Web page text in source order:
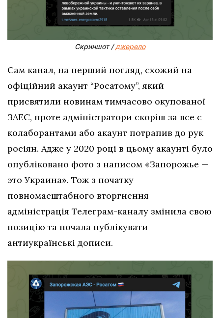
Скриншот /джерело
Сам канал, на перший погляд, схожий на
офіційний акаунт “Росатому”, який
присвятили новинам тимчасово окупованої
ЗАЕС, проте адміністратори скоріш за все є
колаборантами або акаунт потрапив до рук
росіян. Адже у 2020 році в цьому акаунті було
опубліковано фото з написом «Запорожье —
это Украина». Тож з початку
повномасштабного вторгнення
адміністрація Телеграм-каналу змінила свою
позицію та почала публікувати
антиукраїнські дописи.